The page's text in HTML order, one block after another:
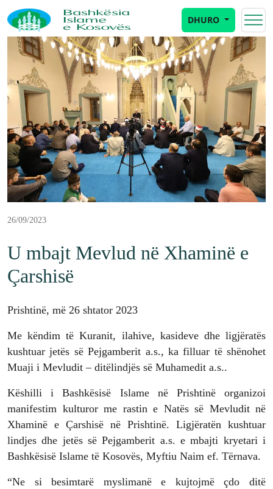
DHURO
26/09/2023
U mbajt Mevlud në Xhaminë e
Çarshisë
Prishtinë, më 26 shtator 2023
Me këndim të Kuranit, ilahive, kasideve dhe ligjëratës
kushtuar jetës së Pejgamberit a.s., ka filluar të shënohet
Muaji i Mevludit – ditëlindjës së Muhamedit a.s..
Këshilli i Bashkësisë Islame në Prishtinë organizoi
manifestim kulturor me rastin e Natës së Mevludit në
Xhaminë e Çarshisë në Prishtinë. Ligjëratën kushtuar
lindjes dhe jetës së Pejgamberit a.s. e mbajti kryetari i
Bashkësisë Islame të Kosovës, Myftiu Naim ef. Tërnava.
“Ne si besimtarë myslimanë e kujtojmë çdo ditë